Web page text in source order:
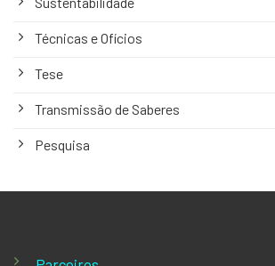
Técnicas e Ofícios
Tese
Transmissão de Saberes
Pesquisa